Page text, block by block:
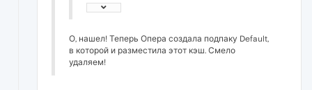
О, нашел! Теперь Опера создала подпаку Default,
в которой и разместила этот кэш. Смело
удаляем!